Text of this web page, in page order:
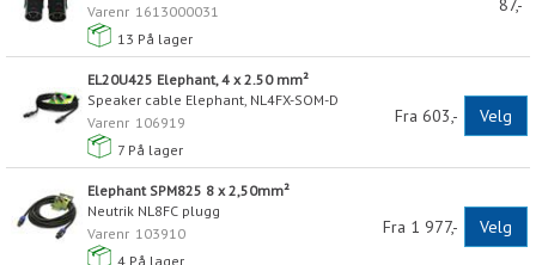
Varenr 1613000031
13 På lager
EL20U425 Elephant, 4 x 2.50 mm²
Speaker cable Elephant, NL4FX-SOM-D
Varenr 106919
7 På lager
Fra 603,- Velg
Elephant SPM825 8 x 2,50mm²
Neutrik NL8FC plugg
Varenr 103910
4 På lager
Fra 1 977,- Velg